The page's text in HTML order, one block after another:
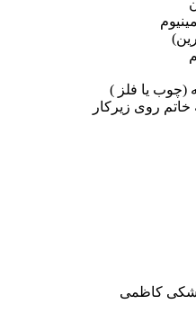
(چوب یا فلز )
روی زیرکار
کاظمی